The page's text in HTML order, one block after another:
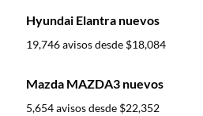
Hyundai Elantra nuevos
19,746 avisos desde $18,084
Mazda MAZDA3 nuevos
5,654 avisos desde $22,352